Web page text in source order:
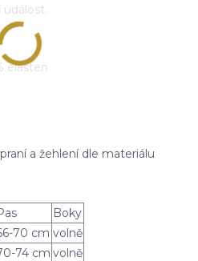
elasten
a žehlení dle materiálu
Boky
70 cm volně
74 cm volně